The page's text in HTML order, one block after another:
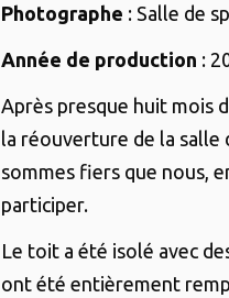
Photographe : Salle de
Année de production :
Après presque huit mois
la réouverture de la salle
sommes fiers que nous,
participer.
Le toit a été isolé avec
ont été entièrement